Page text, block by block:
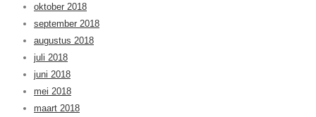
oktober 2018
september 2018
augustus 2018
juli 2018
juni 2018
mei 2018
maart 2018